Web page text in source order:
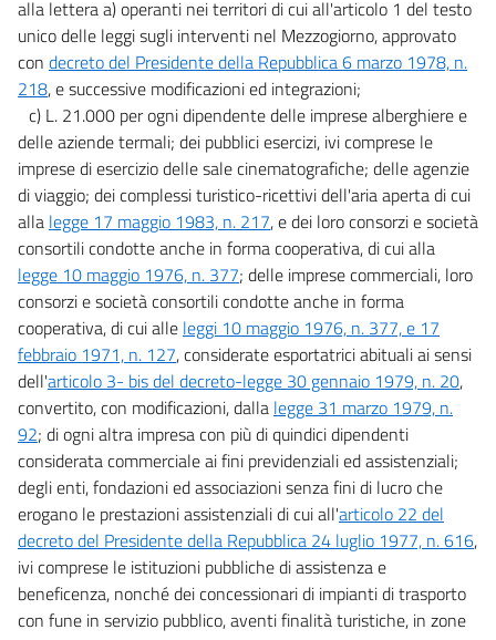
alla lettera a) operanti nei territori di cui all'articolo 1 del testo
unico delle leggi sugli interventi nel Mezzogiorno, approvato
con decreto del Presidente della Repubblica 6 marzo 1978, n.
218, e successive modificazioni ed integrazioni;
c) L. 21.000 per ogni dipendente delle imprese alberghiere e
delle aziende termali; dei pubblici esercizi, ivi comprese le
imprese di esercizio delle sale cinematografiche; delle agenzie
di viaggio; dei complessi turistico-ricettivi dell'aria aperta di cui
alla legge 17 maggio 1983, n. 217, e dei loro consorzi e società
consortili condotte anche in forma cooperativa, di cui alla
legge 10 maggio 1976, n. 377; delle imprese commerciali, loro
consorzi e società consortili condotte anche in forma
cooperativa, di cui alle leggi 10 maggio 1976, n. 377, e 17
febbraio 1971, n. 127, considerate esportatrici abituali ai sensi
dell'articolo 3- bis del decreto-legge 30 gennaio 1979, n. 20,
convertito, con modificazioni, dalla legge 31 marzo 1979, n.
92; di ogni altra impresa con più di quindici dipendenti
considerata commerciale ai fini previdenziali ed assistenziali;
degli enti, fondazioni ed associazioni senza fini di lucro che
erogano le prestazioni assistenziali di cui all'articolo 22 del
decreto del Presidente della Repubblica 24 luglio 1977, n. 616,
ivi comprese le istituzioni pubbliche di assistenza e
beneficenza, nonché dei concessionari di impianti di trasporto
con fune in servizio pubblico, aventi finalità turistiche, in zone